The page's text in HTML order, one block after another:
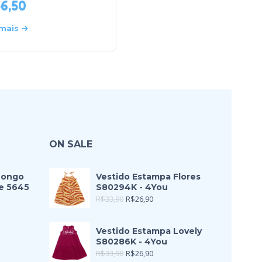
5645
ON SALE
Vestido Estampa Flores
S80294K - 4You
R$33,90 R$26,90
Vestido Estampa Lovely
S80286K - 4You
R$33,90 R$26,90